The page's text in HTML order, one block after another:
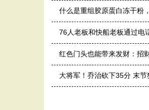
什么是重组胶原蛋白冻干粉
76人老板和快船老板通过电
红色门头也能带来发财：招
大将军！乔治砍下35分 末